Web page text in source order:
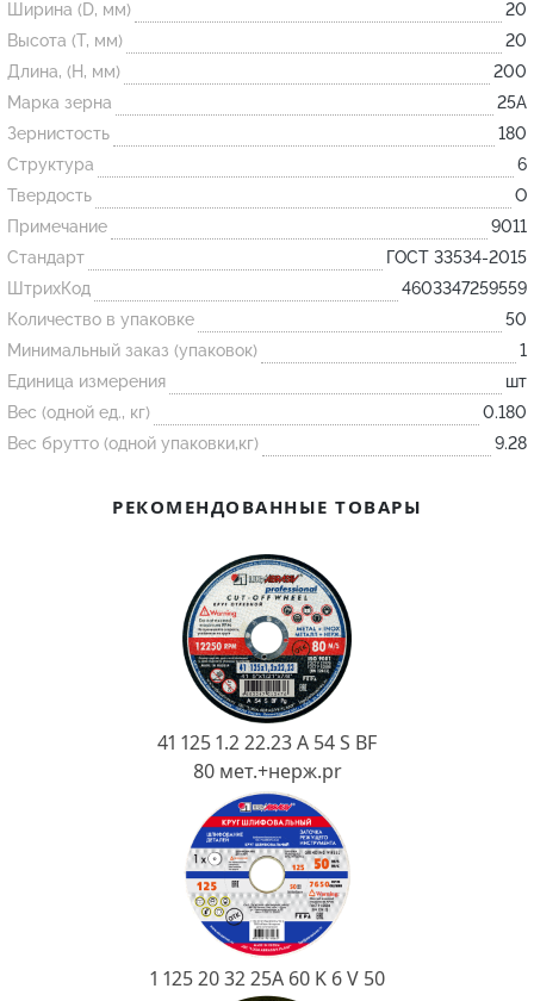
Огнеупорные
изделия
Скачать каталог
Тигель
Муфель
Черпак
Шербер
Трубка
Стержень
Пробка
Подставка
Контакт
Ковш разливочный
Огнеупорная SiC смесь
Ширина (D, мм)
20
Высота (T, мм)
20
Длина, (H, мм)
200
Марка зерна
25А
Зернистость
180
Структура
6
Твердость
O
Примечание
9011
Стандарт
ГОСТ 33534-2015
ШтрихКод
4603347259559
Количество в упаковке
50
Минимальный заказ (упаковок)
1
Единица измерения
шт
Вес (одной ед., кг)
0.180
Вес брутто (одной упаковки,кг)
9.28
РЕКОМЕНДОВАННЫЕ ТОВАРЫ
41 125 1.2 22.23 A 54 S BF
80 мет.+нерж.pr
1 125 20 32 25А 60 K 6 V 50